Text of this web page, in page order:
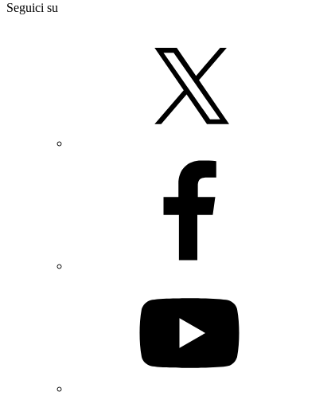
Seguici su